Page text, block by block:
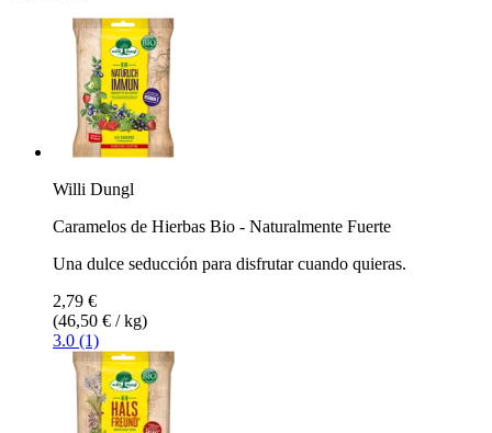
Willi Dungl
Caramelos de Hierbas Bio - Naturalmente Fuerte
Una dulce seducción para disfrutar cuando quieras.
2,79 €
(46,50 € / kg)
3.0 (1)